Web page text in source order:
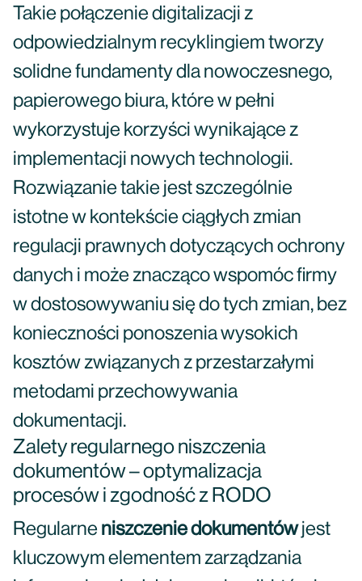
Takie połączenie digitalizacji z
odpowiedzialnym recyklingiem tworzy
solidne fundamenty dla nowoczesnego,
papierowego biura, które w pełni
wykorzystuje korzyści wynikające z
implementacji nowych technologii.
Rozwiązanie takie jest szczególnie
istotne w kontekście ciągłych zmian
regulacji prawnych dotyczących ochrony
danych i może znacząco wspomóc firmy
w dostosowywaniu się do tych zmian, bez
konieczności ponoszenia wysokich
kosztów związanych z przestarzałymi
metodami przechowywania
dokumentacji.
Zalety regularnego niszczenia
dokumentów – optymalizacja
procesów i zgodność z RODO
Regularne niszczenie dokumentówjest
kluczowym elementem zarządzania